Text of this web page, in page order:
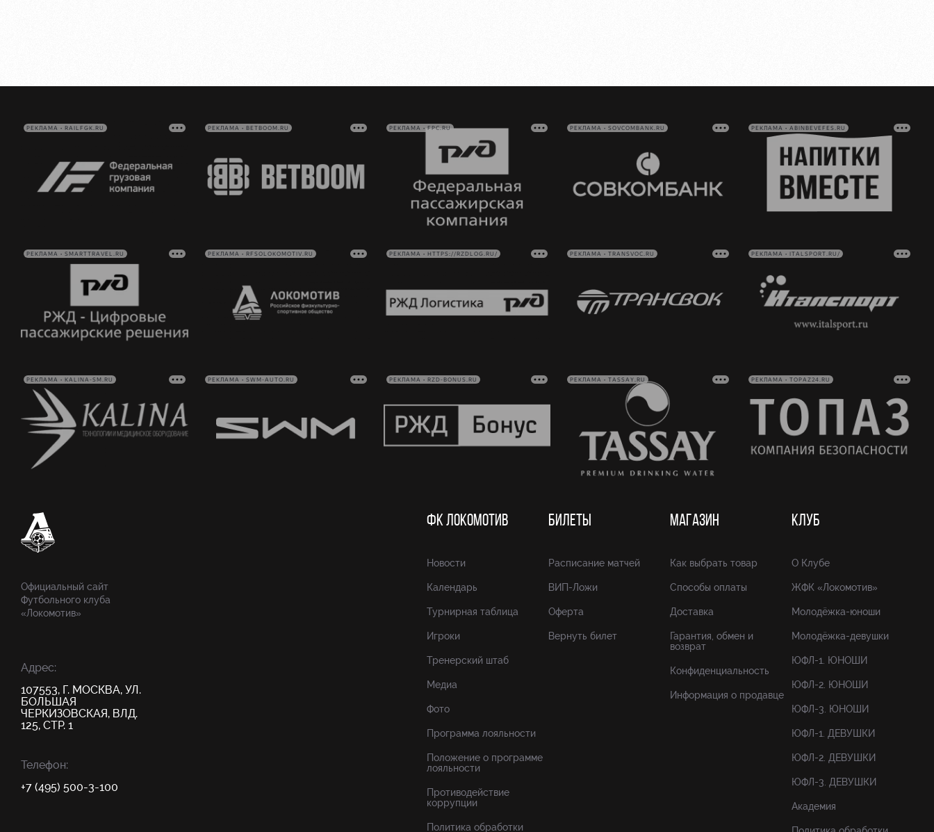
РЕКЛАМА • RAILFGK.RU РЕКЛАМА • BETBOOM.RU РЕКЛАМА • FPC.RU РЕКЛАМА • SOVCOMBANK.RU РЕКЛАМА • ABINBEVEFES.RU
РЕКЛАМА • SMARTTRAVEL.RU РЕКЛАМА • RFSOLOKOMOTIV.RU РЕКЛАМА • HTTPS://RZDLOG.RU/ РЕКЛАМА • TRANSVOC.RU РЕКЛАМА • ITALSPORT.RU/
РЕКЛАМА • KALINA-SM.RU РЕКЛАМА • SWM-AUTO.RU РЕКЛАМА • RZD-BONUS.RU РЕКЛАМА • TASSAY.RU РЕКЛАМА • TOPAZ24.RU
Официальный сайт
Футбольного клуба
«Локомотив»
Адрес:
107553, Г. МОСКВА, УЛ.
БОЛЬШАЯ
ЧЕРКИЗОВСКАЯ, ВЛД.
125, СТР. 1
Телефон:
+7 (495) 500-3-100
ФК ЛОКОМОТИВ
Новости
Календарь
Турнирная таблица
Игроки
Тренерский штаб
Медиа
Фото
Программа лояльности
Положение о программе
лояльности
Противодействие
коррупции
Политика обработки
БИЛЕТЫ
Расписание матчей
ВИП-Ложи
Оферта
Вернуть билет
МАГАЗИН
Как выбрать товар
Способы оплаты
Доставка
Гарантия, обмен и
возврат
Конфиденциальность
Информация о продавце
КЛУБ
О Клубе
ЖФК «Локомотив»
Молодёжка-юноши
Молодёжка-девушки
ЮФЛ-1. ЮНОШИ
ЮФЛ-2. ЮНОШИ
ЮФЛ-3. ЮНОШИ
ЮФЛ-1. ДЕВУШКИ
ЮФЛ-2. ДЕВУШКИ
ЮФЛ-3. ДЕВУШКИ
Академия